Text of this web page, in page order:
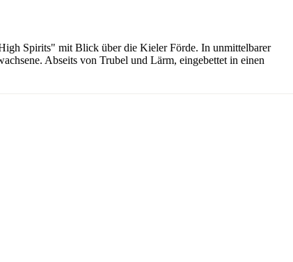
Spirits" mit Blick über die Kieler Förde. In unmittelbarer
Abseits von Trubel und Lärm, eingebettet in einen